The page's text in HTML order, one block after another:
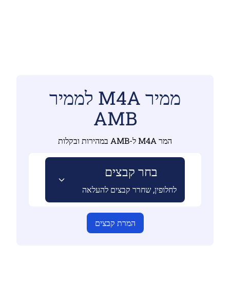
ממיר M4A לממיר
AMB
המר M4A ל-AMB במהירות ובקלות
בחר קבצים
לחלופין, שחרר קבצים להעלאה
המרת קבצים